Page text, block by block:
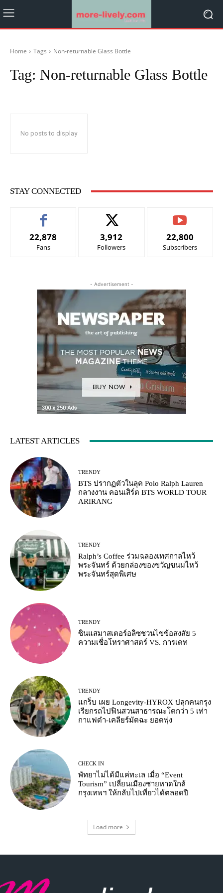
Home Tags Non-returnable Glass Bottle
Tag: Non-returnable Glass Bottle
No posts to display
STAY CONNECTED
22,878
Fans
3,912
Followers
22,800
Subscribers
- Advertisement -
LATEST ARTICLES
TRENDY
BTS ปรากฏตัวในลุค Polo Ralph Lauren
กลางงาน คอนเสิร์ต BTS WORLD TOUR
ARIRANG
TRENDY
Ralph’s Coffee ร่วมฉลองเทศกาลไหว้
พระจันทร์ ด้วยกล่องของขวัญขนมไหว้
พระจันทร์สุดพิเศษ
TRENDY
ซินแสมาสเตอร์อลิซชวนไขข้อสงสัย 5
ความเชื่อโหราศาสตร์ VS. การเดท
TRENDY
แกร็บ เผย Longevity-HYROX ปลุกคนกรุง
เรียกรถไปฟินสวนสาธารณะโตกว่า 5 เท่า
กาแฟดำ-เคลียร์มัตฉะ ยอดพุ่ง
CHECK IN
พัทยาไม่ได้มีแค่ทะเล เมื่อ “Event
Tourism” เปลี่ยนเมืองชายหาดใกล้
กรุงเทพฯ ให้กลับไปเที่ยวได้ตลอดปี
Load more